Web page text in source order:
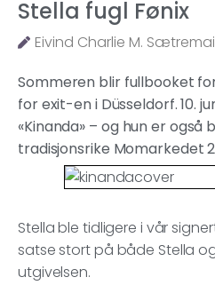
Stella fugl Fønix
Eivind Charlie M. Sætremai
Sommeren blir fullbooket
for exit-en i Düsseldorf. 10.
«Kinanda» – og hun er
tradisjonsrike Momarkedet
Stella ble tidligere i vår
satse stort på både Stella
utgivelsen.